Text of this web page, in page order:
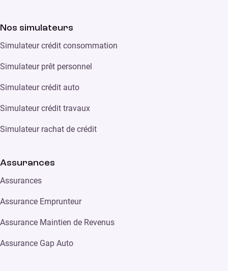
Nos simulateurs
Simulateur crédit consommation
Simulateur prêt personnel
Simulateur crédit auto
Simulateur crédit travaux
Simulateur rachat de crédit
Assurances
Assurances
Assurance Emprunteur
Assurance Maintien de Revenus
Assurance Gap Auto